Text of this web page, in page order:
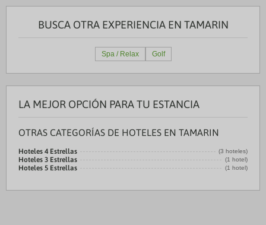
BUSCA OTRA EXPERIENCIA EN TAMARIN
Spa / Relax Golf
LA MEJOR OPCIÓN PARA TU ESTANCIA
OTRAS CATEGORÍAS DE HOTELES EN TAMARIN
Hoteles 4 Estrellas (3 hoteles)
Hoteles 3 Estrellas (1 hotel)
Hoteles 5 Estrellas (1 hotel)